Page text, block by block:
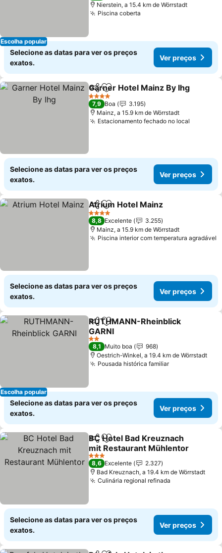
Escolha popular
Nierstein, a 15.4 km de Wörrstadt
Piscina coberta
Selecione as datas para ver os preços
exatos.
Ver preços
PartilharAdicionar aos favoritos
Garner Hotel Mainz By Ihg
4 Estrelas
7,9 Boa
3.195
Mainz, a 15.9 km de Wörrstadt
Estacionamento fechado no local
Selecione as datas para ver os preços
exatos.
Ver preços
PartilharAdicionar aos favoritos
Atrium Hotel Mainz
4 Estrelas
8,8 Excelente
3.255
Mainz, a 15.9 km de Wörrstadt
Piscina interior com temperatura agradável
Selecione as datas para ver os preços
exatos.
Ver preços
Escolha popular
PartilharAdicionar aos favoritos
RUTHMANN-Rheinblick
GARNI
Ver preços
2 Estrelas
8,1 Muito boa
968
Oestrich-Winkel, a 19.4 km de Wörrstadt
Pousada histórica familiarVer preços
Selecione as datas para ver os preços
exatos.
Ver preços
PartilharAdicionar aos favoritos
BC Hotel Bad Kreuznach
mit Restaurant Mühlentor
Ver preços
3 Estrelas
8,6 Excelente
2.327
Bad Kreuznach, a 19.4 km de Wörrstadt
Culinária regional refinada
Selecione as datas para ver os preços
exatos.
Ver preços